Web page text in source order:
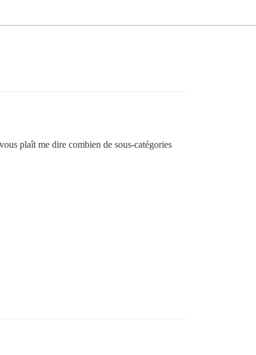
plaît me dire combien de sous-catégories